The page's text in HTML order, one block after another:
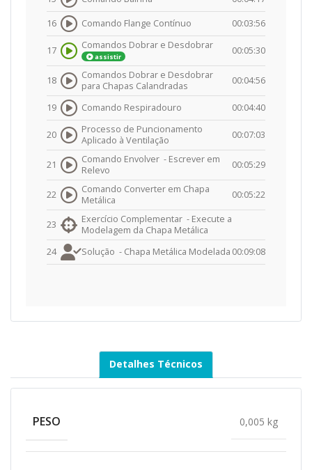
16 Comando Flange Contínuo 00:03:56
17 Comandos Dobrar e Desdobrar
assistir
00:05:30
18
Comandos Dobrar e Desdobrar
para Chapas Calandradas
00:04:56
19 Comando Respiradouro 00:04:40
20
Processo de Puncionamento
Aplicado à Ventilação
00:07:03
21 Comando Envolver - Escrever em
Relevo
00:05:29
22
Comando Converter em Chapa
Metálica
00:05:22
23 Exercício Complementar - Execute a
Modelagem da Chapa Metálica
24
Solução - Chapa Metálica Modelada 00:09:08
Detalhes Técnicos
PESO 0,005 kg